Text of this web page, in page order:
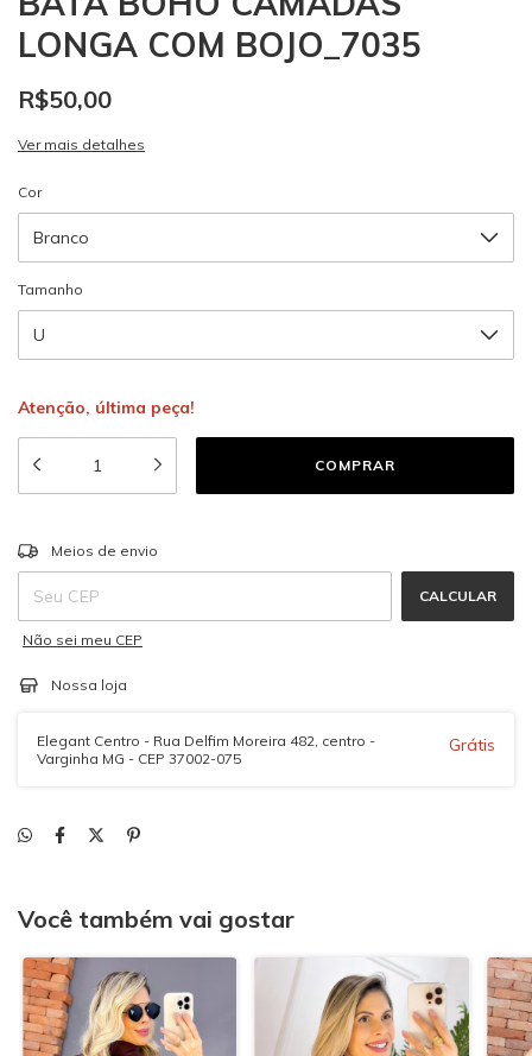
LONGA COM BOJO_7035
R$50,00
Ver mais detalhes
Cor
Tamanho
Atenção, última peça!
Entregas para o CEP:
Meios de envio
CALCULAR
Não sei meu CEP
Nossa loja
Elegant Centro - Rua Delfim Moreira 482, centro -
Varginha MG - CEP 37002-075
Grátis
Você também vai gostar